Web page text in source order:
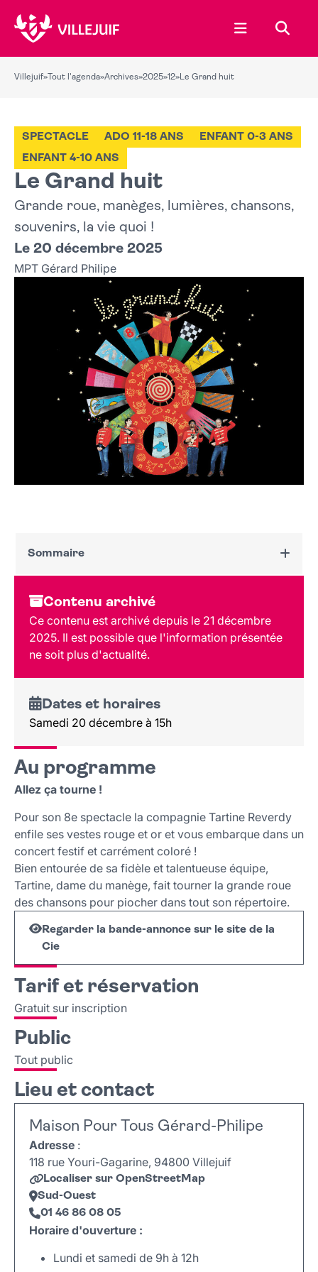
Ouvrir le
Villejuif» Tout l'agenda»Archives»2025»12»Le Grand huit
Le Grand huit
SPECTACLE ADO 11-18 ANS
ENFANT 0-3 ANS
ENFANT 4-10 ANS
Grande roue, manèges, lumières, chansons,
souvenirs, la vie quoi !
Le 20 décembre 2025
MPT Gérard Philipe
Sommaire
Dates et horaires
Au programme
Tarif et réservation
Public
Lieu et contact
Contenu archivé
Ce contenu est archivé depuis le 21 décembre
2025. Il est possible que l'information présentée
ne soit plus d'actualité.
Dates et horaires
Samedi 20 décembre à 15h
Au programme
Allez ça tourne !
Pour son 8e spectacle la compagnie Tartine Reverdy
enfile ses vestes rouge et or et vous embarque dans un
concert festif et carrément coloré !
Bien entourée de sa fidèle et talentueuse équipe,
Tartine, dame du manège, fait tourner la grande roue
des chansons pour piocher dans tout son répertoire.
Regarder la bande-annonce sur le site de la
Cie
Tarif et réservation
Gratuit sur inscription
Public
Tout public
Lieu et contact
Maison Pour Tous Gérard-Philipe
Adresse :
118 rue Youri-Gagarine, 94800 Villejuif
Localiser sur OpenStreetMap
Sud-Ouest
01 46 86 08 05
Horaire d'ouverture :
Lundi et samedi de 9h à 12h